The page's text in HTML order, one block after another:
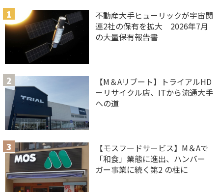
不動産大手ヒューリックが宇宙関
連2社の保有を拡大 2026年7月
の大量保有報告書
【M＆Aリブート】トライアルHD
－リサイクル店、ITから流通大手
への道
【モスフードサービス】M＆Aで
「和食」業態に進出、ハンバー
ガー事業に続く第2 の柱に